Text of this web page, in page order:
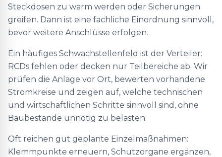
Steckdosen zu warm werden oder Sicherungen
greifen. Dann ist eine fachliche Einordnung sinnvoll,
bevor weitere Anschlüsse erfolgen.
Ein häufiges Schwachstellenfeld ist der Verteiler:
RCDs fehlen oder decken nur Teilbereiche ab. Wir
prüfen die Anlage vor Ort, bewerten vorhandene
Stromkreise und zeigen auf, welche technischen
und wirtschaftlichen Schritte sinnvoll sind, ohne
Baubestände unnötig zu belasten.
Oft reichen gut geplante Einzelmaßnahmen:
Klemmpunkte erneuern, Schutzorgane ergänzen,